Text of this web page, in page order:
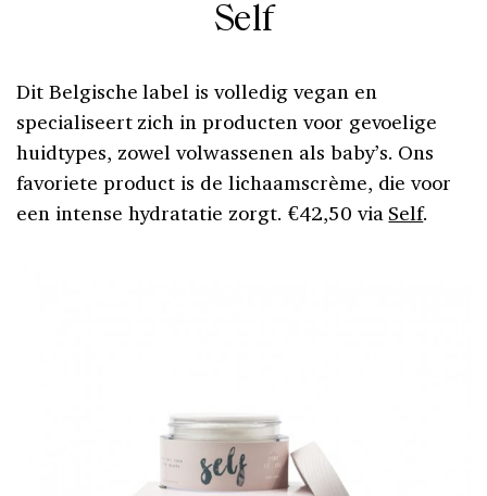
Self
Dit Belgische label is volledig vegan en
specialiseert zich in producten voor gevoelige
huidtypes, zowel volwassenen als baby’s. Ons
favoriete product is de lichaamscrème, die voor
een intense hydratatie zorgt. €42,50 via Self.